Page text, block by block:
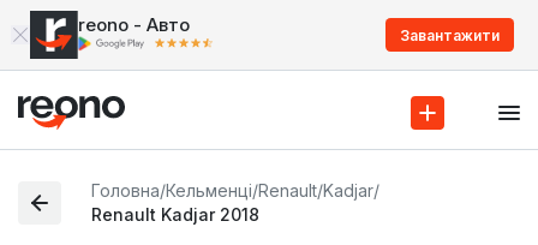
reono - Авто Завантажити
Головна/Кельменці/Renault/Kadjar/
Renault Kadjar 2018